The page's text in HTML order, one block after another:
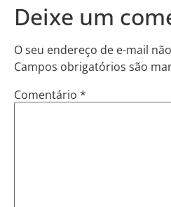
Deixe um
O seu endereço de e-mail
Campos obrigatórios são
Comentário *